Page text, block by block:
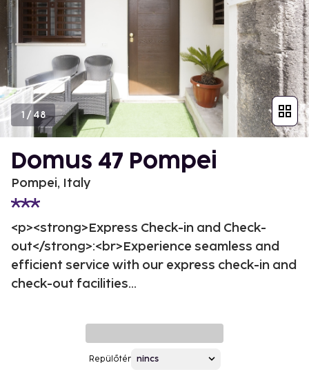
1 /48
Domus 47 Pompei
Pompei, Italy
<p><strong>Express Check-in and Check-
out</strong>:<br>Experience seamless and
efficient service with our express check-in and
check-out facilities...
Repülőtér